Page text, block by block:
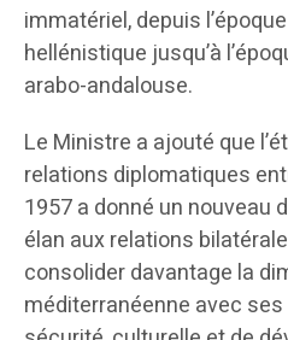
immatériel, depuis
hellénistique jusqu’à
arabo-andalouse.
Le Ministre a ajouté que
relations diplomatiques
1957 a donné un nouveau
élan aux relations
consolider davantage la
méditerranéenne avec